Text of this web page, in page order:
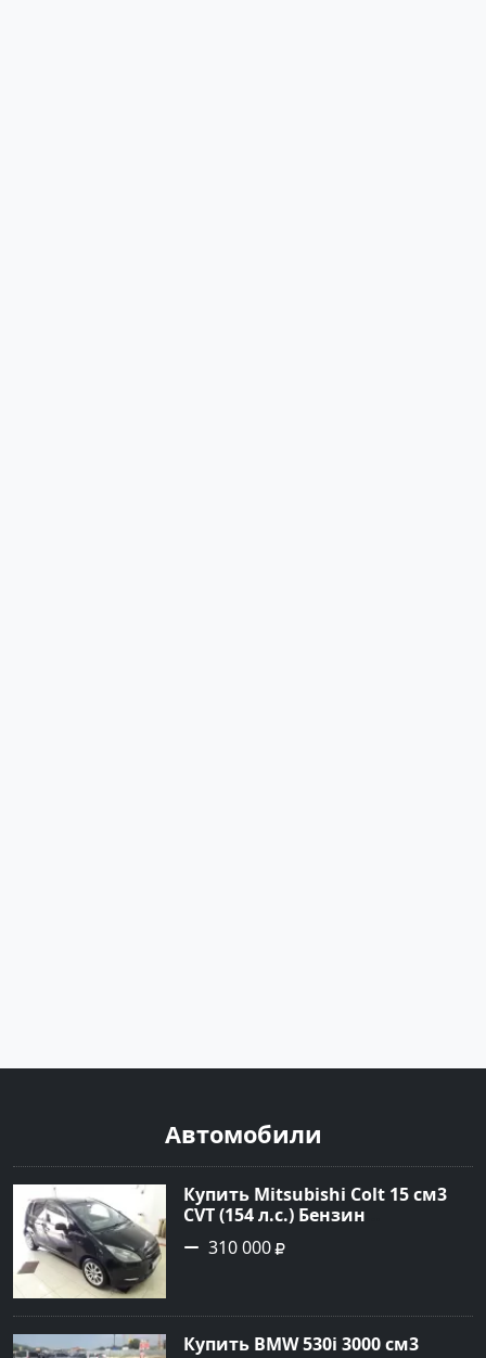
Автомобили
Купить Mitsubishi Colt 15 см3
CVT (154 л.с.) Бензин
турбонаддув в Краснодар:
цвет Чёрный металик Хетчбэк
сайте Авторынок23
310 000
Купить BMW 530i 3000 см3